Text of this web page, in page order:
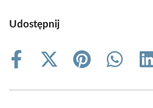
Udostępnij
Share
Share
(Twitter)
Share
Share